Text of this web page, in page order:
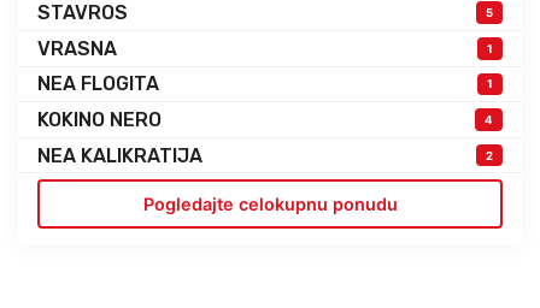
STAVROS 5
VRASNA 1
NEA FLOGITA 1
KOKINO NERO 4
NEA KALIKRATIJA 2
Pogledajte celokupnu ponudu